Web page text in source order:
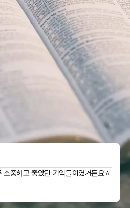
중하고 좋았던 기억들이였거든요ㅎ